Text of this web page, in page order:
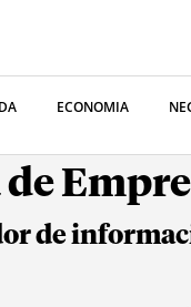
ECONOMIA
de
de